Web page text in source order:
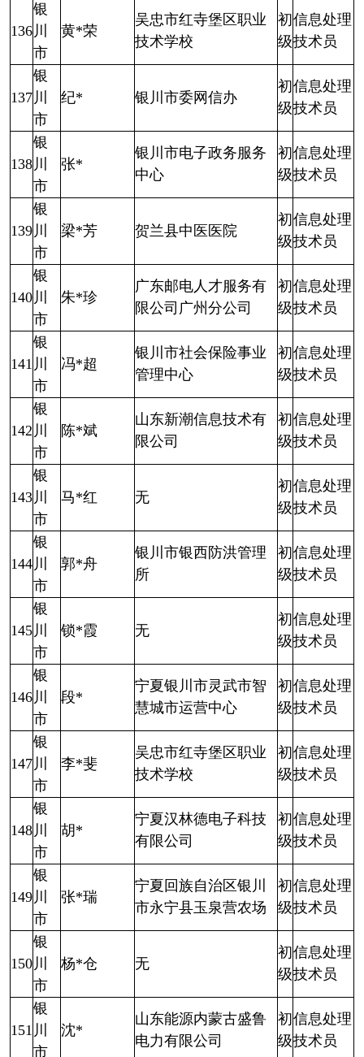
136
银
川
市
黄*荣
吴忠市红寺堡区职业
技术学校
初
级
信息处理
技术员
137
银
川
市
纪* 银川市委网信办
初
级
信息处理
技术员
138
银
川
市
张*
银川市电子政务服务
中心
初
级
信息处理
技术员
139
银
川
市
梁*芳 贺兰县中医医院
初
级
信息处理
技术员
140
银
川
市
朱*珍
广东邮电人才服务有
限公司广州分公司
初
级
信息处理
技术员
141
银
川
市
冯*超
银川市社会保险事业
管理中心
初
级
信息处理
技术员
142
银
川
市
陈*斌
山东新潮信息技术有
限公司
初
级
信息处理
技术员
143
银
川
市
马*红 无
初
级
信息处理
技术员
144
银
川
市
郭*舟
银川市银西防洪管理
所
初
级
信息处理
技术员
145
银
川
市
锁*霞 无
初
级
信息处理
技术员
146
银
川
市
段*
宁夏银川市灵武市智
慧城市运营中心
初
级
信息处理
技术员
147
银
川
市
李*斐
吴忠市红寺堡区职业
技术学校
初
级
信息处理
技术员
148
银
川
市
胡*
宁夏汉林德电子科技
有限公司
初
级
信息处理
技术员
149
银
川
市
张*瑞
宁夏回族自治区银川
市永宁县玉泉营农场
初
级
信息处理
技术员
150
银
川
市
杨*仓 无
初
级
信息处理
技术员
151
银
川
市
沈*
山东能源内蒙古盛鲁
电力有限公司
初
级
信息处理
技术员